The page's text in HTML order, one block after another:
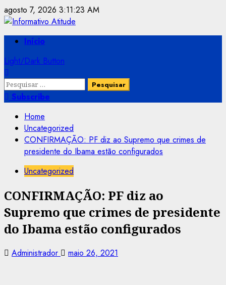
Skip
to
content
agosto 7, 2026 3:11:23 AM
PrimaryInício
Light/Dark Button
Pesquisar
por:Subscribe
Home
Uncategorized
CONFIRMAÇÃO: PF diz ao Supremo que crimes de
presidente do Ibama estão configurados
Uncategorized
CONFIRMAÇÃO: PF diz ao
Supremo que crimes de presidente
do Ibama estão configurados
Administrador maio 26, 2021